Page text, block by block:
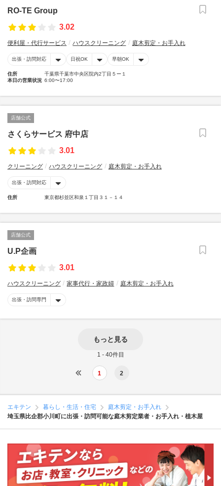
RO-TE Group
3.02
便利屋・代行サービス ハウスクリーニング 庭木剪定・お手入れ
出張・訪問対応 日祝OK 早朝OK
住所
千葉県千葉市中央区院内2丁目５ー１
本日の営業状況 6:00〜17:00
店舗公式
さくらサービス 府中店
3.01
クリーニング ハウスクリーニング 庭木剪定・お手入れ
出張・訪問対応
住所 東京都杉並区和泉１丁目３１－１４
店舗公式
U.P企画
3.01
ハウスクリーニング 家事代行・家政婦 庭木剪定・お手入れ
出張・訪問専門
もっと見る
1 - 40件目
1 2
エキテン 暮らし・生活・住宅
庭木剪定・お手入れ
埼玉県比企郡小川町に出張・訪問可能な庭木剪定業者・お手入れ・植木屋